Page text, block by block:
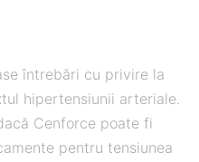
întrebări cu privire la
hipertensiunii arteriale.
Cenforce poate fi
pentru tensiunea